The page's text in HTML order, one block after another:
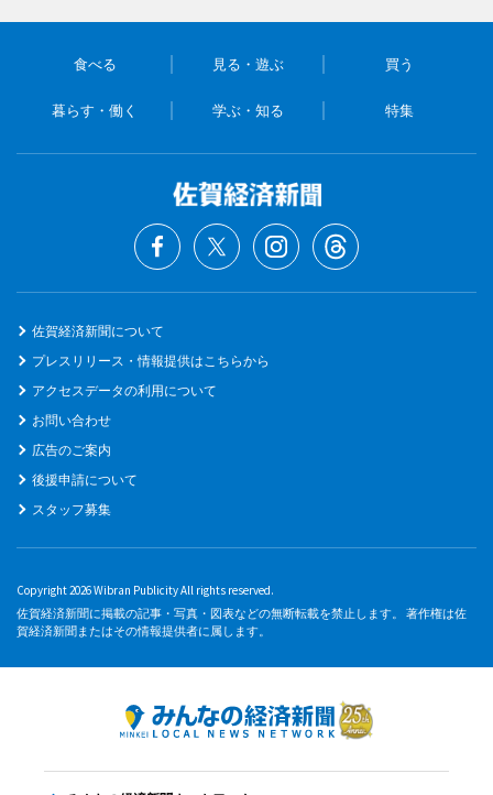
食べる 見る・遊ぶ 買う
暮らす・働く 学ぶ・知る 特集
佐賀経済新聞について
プレスリリース・情報提供はこちらから
アクセスデータの利用について
お問い合わせ
広告のご案内
後援申請について
スタッフ募集
Copyright 2026 Wibran Publicity All rights reserved.
佐賀経済新聞に掲載の記事・写真・図表などの無断転載を禁止します。 著作権は佐
賀経済新聞またはその情報提供者に属します。